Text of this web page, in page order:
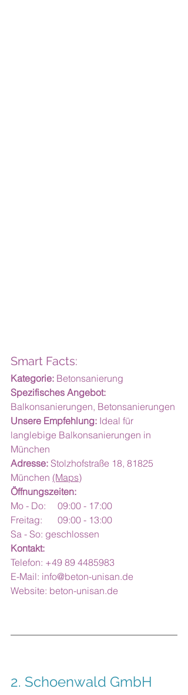
Smart Facts:
Kategorie: Betonsanierung
Spezifisches Angebot:
Balkonsanierungen, Betonsanierungen
Unsere Empfehlung: Ideal für
langlebige Balkonsanierungen in
München
Adresse: Stolzhofstraße 18, 81825
München (Maps)
Öffnungszeiten:
Mo - Do:	09:00 - 17:00
Freitag:	09:00 - 13:00
Sa - So: geschlossen
Kontakt:
Telefon: +49 89 4485983
E-Mail: info@beton-unisan.de
Website: beton-unisan.de
2. Schoenwald GmbH